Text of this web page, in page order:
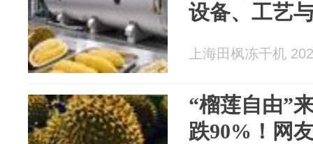
设备、工艺
上海田枫冻干机
“榴莲自由”
跌90%！网